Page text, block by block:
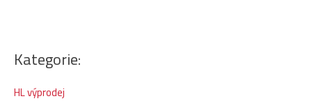
Kategorie:
HL výprodej